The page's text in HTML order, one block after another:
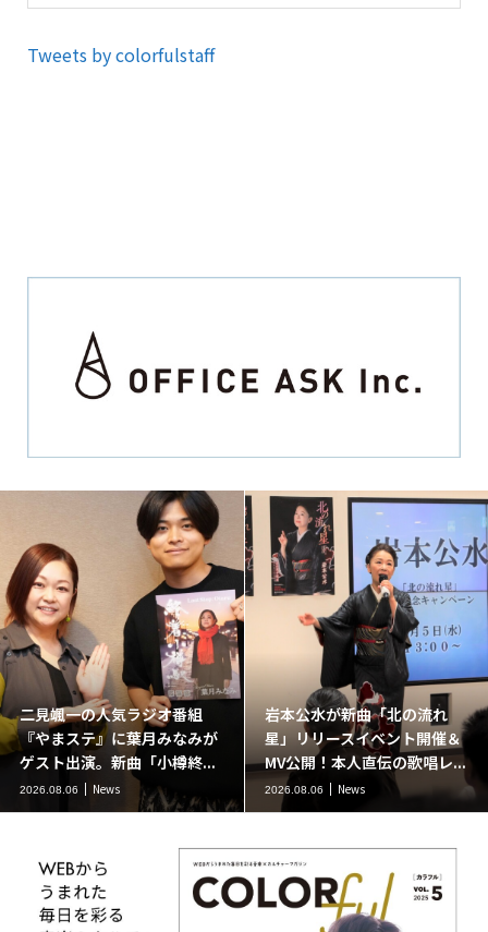
Tweets by colorfulstaff
二見颯一の人気ラジオ番組
『やまステ』に葉月みなみが
ゲスト出演。新曲「小樽終...
2026.08.06 News
岩本公水が新曲「北の流れ
星」リリースイベント開催＆
MV公開！本人直伝の歌唱レ...
2026.08.06 News